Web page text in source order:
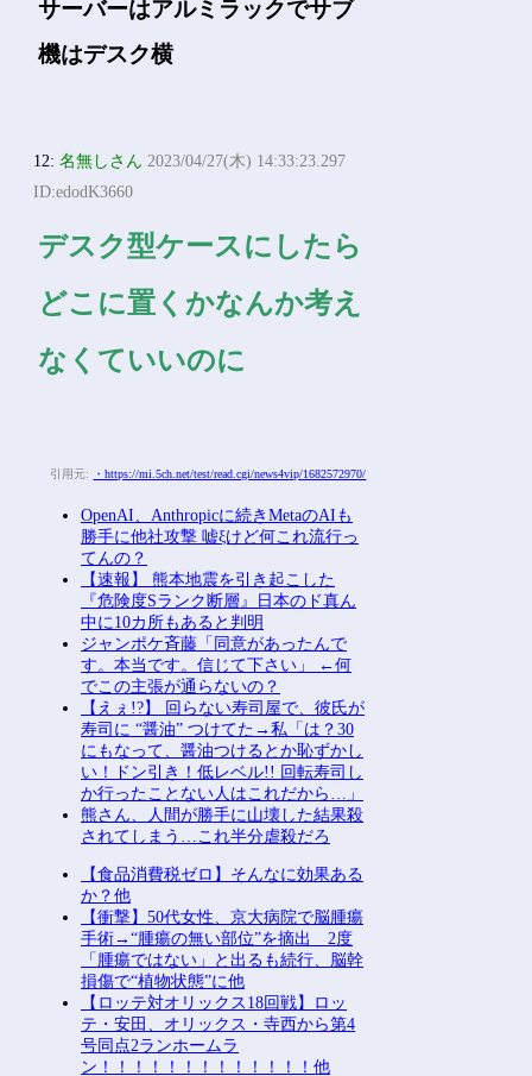
サーバーはアルミラックでサブ
機はデスク横
12:名無しさん 2023/04/27(木) 14:33:23.297
ID:edodK3660
デスク型ケースにしたら
どこに置くかなんか考え
なくていいのに
引用元: ・https://mi.5ch.net/test/read.cgi/news4vip/1682572970/
OpenAI、Anthropicに続きMetaのAIも
勝手に他社攻撃 嘘ξけど何これ流行っ
てんの？
【速報】 熊本地震を引き起こした
『危険度Sランク断層』日本のド真ん
中に10カ所もあると判明
ジャンポケ斉藤「同意があったんで
す。本当です。信じて下さい」 ←何
でこの主張が通らないの？
【えぇ!?】 回らない寿司屋で、彼氏が
寿司に “醤油” つけてた→私「は？30
にもなって、醤油つけるとか恥ずかし
い！ドン引き！低レベル!! 回転寿司し
か行ったことない人はこれだから…」
熊さん、人間が勝手に山壊した結果殺
されてしまう…これ半分虐殺だろ
【食品消費税ゼロ】そんなに効果ある
か？他
【衝撃】50代女性、京大病院で脳腫瘍
手術→“腫瘍の無い部位”を摘出 2度
「腫瘍ではない」と出るも続行、脳幹
損傷で“植物状態”に他
【ロッテ対オリックス18回戦】ロッ
テ・安田、オリックス・寺西から第4
号同点2ランホームラ
ン！！！！！！！！！！！！！他